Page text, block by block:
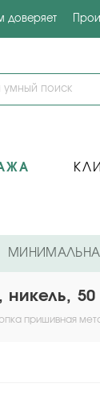
доверяет
никель,
пришивная